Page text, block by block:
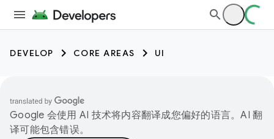
DEVELOP CORE AREAS UI
Google 会使用 AI 技术将内容翻译成您偏好的语言。AI 翻
译可能包含错误。